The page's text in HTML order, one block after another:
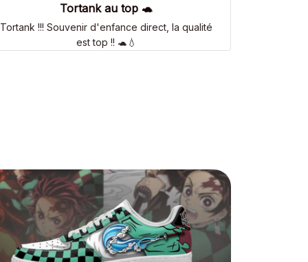
Tortank au top 🐢
Tortank !!! Souvenir d'enfance direct, la qualité
est top !! 🐢💧